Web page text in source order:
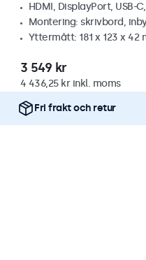
HDMI, DisplayPort, USB-
Montering: skrivbord,
Yttermått: 181 x 123 x 42
3 549 kr
4 436,25 kr inkl. moms
Fri frakt och retur